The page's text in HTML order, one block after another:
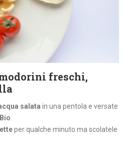
freschi,
salata in una pentola e versate
.
per qualche minuto ma scolatele